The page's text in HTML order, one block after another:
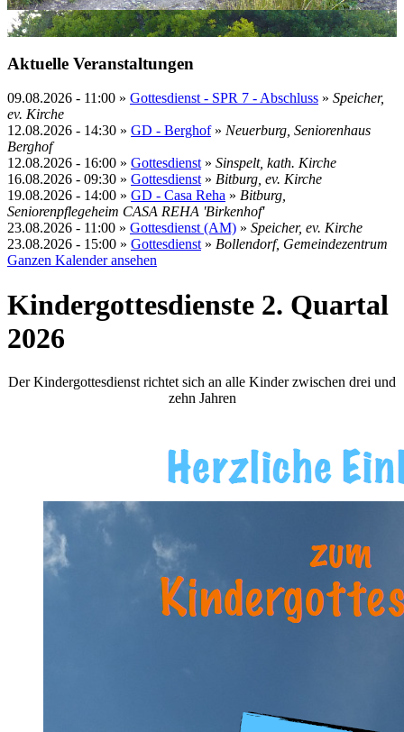
Aktuelle Veranstaltungen
09.08.2026 - 11:00 » Gottesdienst - SPR 7 - Abschluss » Speicher,
ev. Kirche
12.08.2026 - 14:30 » GD - Berghof» Neuerburg, Seniorenhaus
Berghof
12.08.2026 - 16:00 » Gottesdienst» Sinspelt, kath. Kirche
16.08.2026 - 09:30 » Gottesdienst» Bitburg, ev. Kirche
19.08.2026 - 14:00 » GD - Casa Reha » Bitburg,
Seniorenpflegeheim CASA REHA 'Birkenhof'
23.08.2026 - 11:00 » Gottesdienst (AM) » Speicher, ev. Kirche
23.08.2026 - 15:00 » Gottesdienst» Bollendorf, Gemeindezentrum
Ganzen Kalender ansehen
Kindergottesdienste 2. Quartal
2026
Der Kindergottesdienst richtet sich an alle Kinder zwischen drei und
zehn Jahren